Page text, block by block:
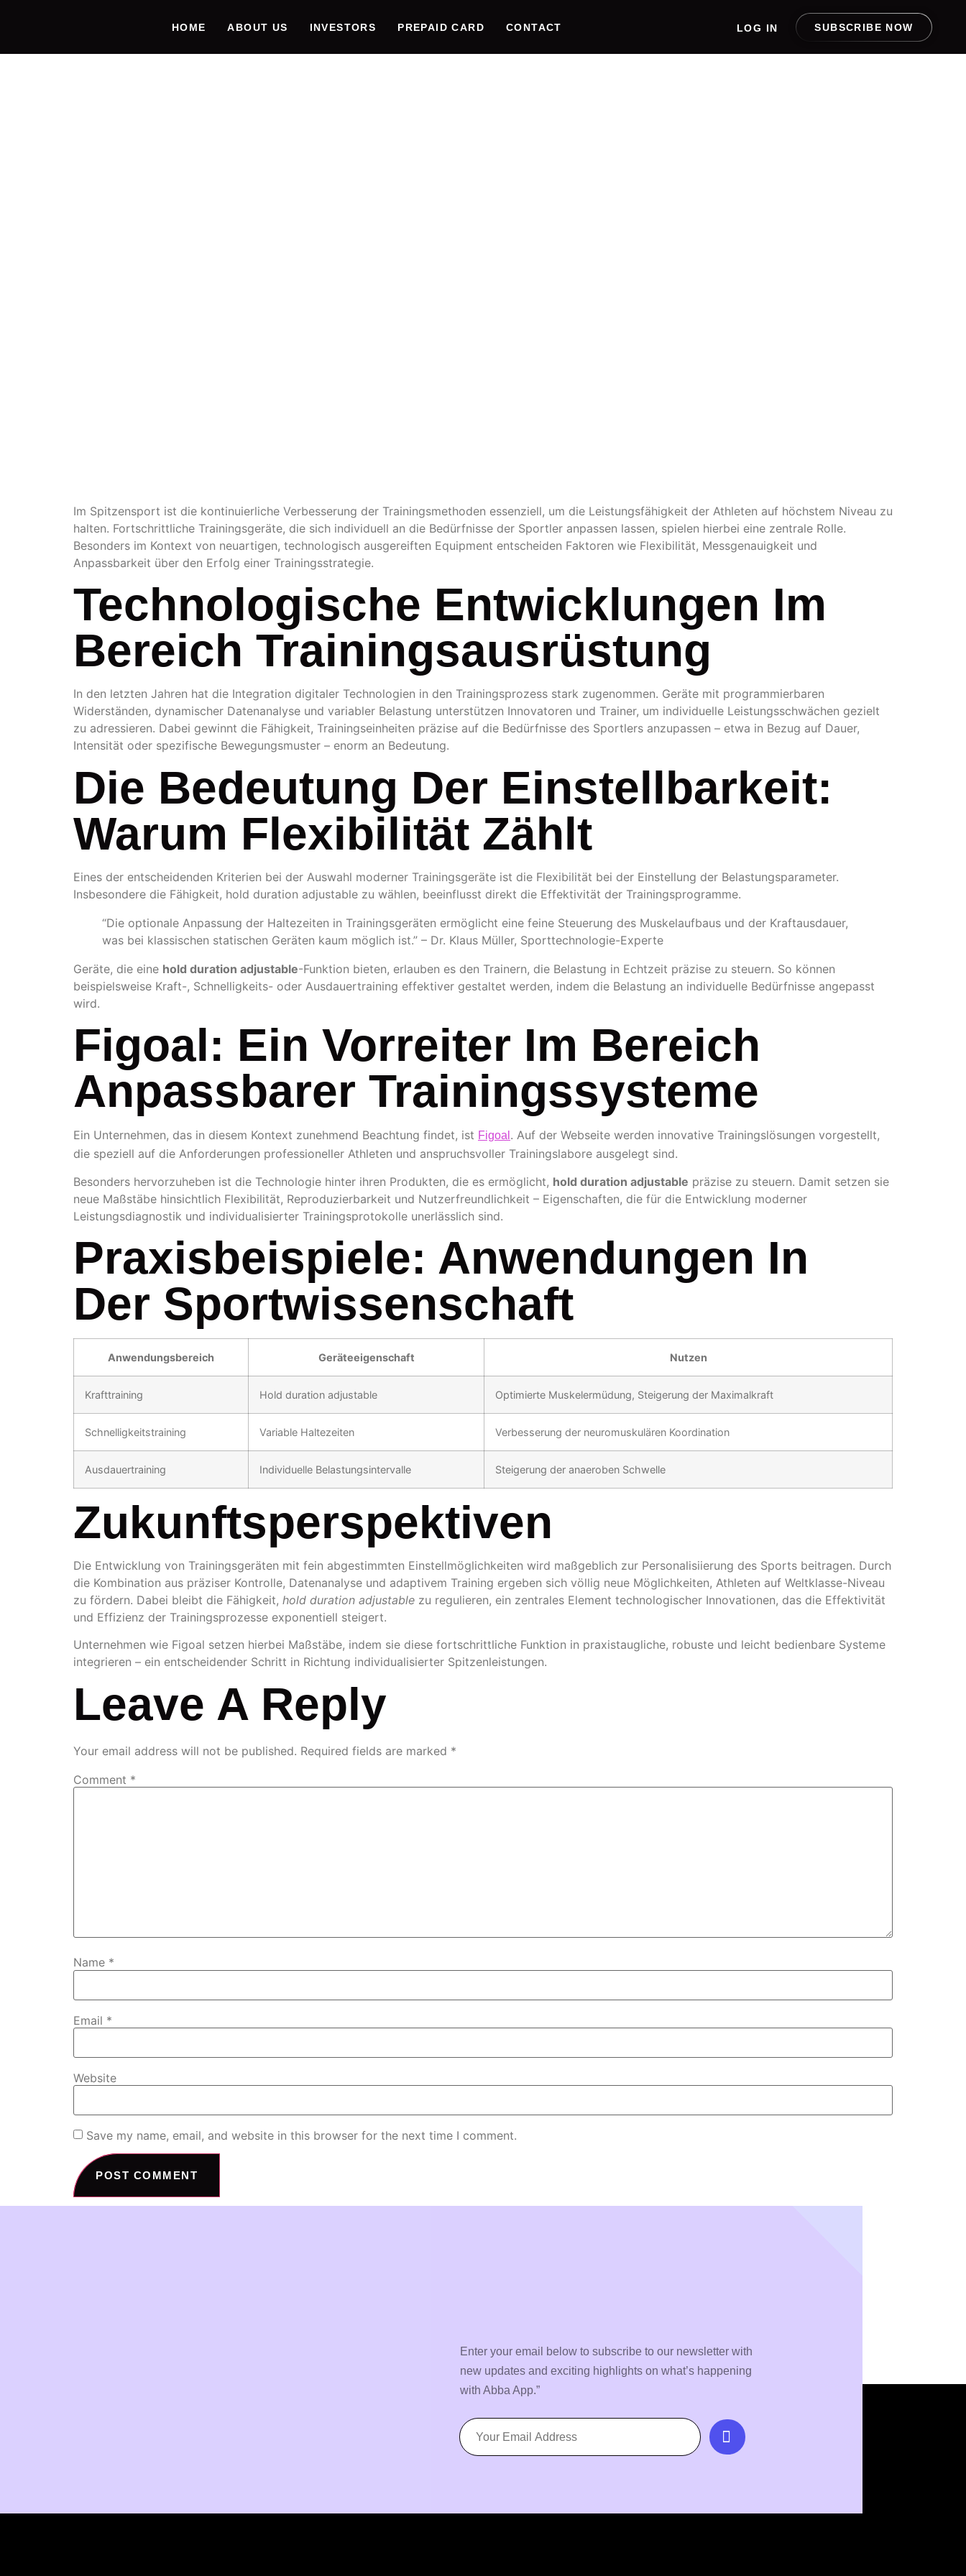
HOME ABOUT US INVESTORS PREPAID CARD CONTACT LOG IN SUBSCRIBE NOW
Im Spitzensport ist die kontinuierliche Verbesserung der Trainingsmethoden essenziell, um die Leistungsfähigkeit der Athleten auf höchstem Niveau zu
halten. Fortschrittliche Trainingsgeräte, die sich individuell an die Bedürfnisse der Sportler anpassen lassen, spielen hierbei eine zentrale Rolle.
Besonders im Kontext von neuartigen, technologisch ausgereiften Equipment entscheiden Faktoren wie Flexibilität, Messgenauigkeit und
Anpassbarkeit über den Erfolg einer Trainingsstrategie.
Technologische Entwicklungen Im
Bereich Trainingsausrüstung
In den letzten Jahren hat die Integration digitaler Technologien in den Trainingsprozess stark zugenommen. Geräte mit programmierbaren
Widerständen, dynamischer Datenanalyse und variabler Belastung unterstützen Innovatoren und Trainer, um individuelle Leistungsschwächen gezielt
zu adressieren. Dabei gewinnt die Fähigkeit, Trainingseinheiten präzise auf die Bedürfnisse des Sportlers anzupassen – etwa in Bezug auf Dauer,
Intensität oder spezifische Bewegungsmuster – enorm an Bedeutung.
Die Bedeutung Der Einstellbarkeit:
Warum Flexibilität Zählt
Eines der entscheidenden Kriterien bei der Auswahl moderner Trainingsgeräte ist die Flexibilität bei der Einstellung der Belastungsparameter.
Insbesondere die Fähigkeit, hold duration adjustable zu wählen, beeinflusst direkt die Effektivität der Trainingsprogramme.
“Die optionale Anpassung der Haltezeiten in Trainingsgeräten ermöglicht eine feine Steuerung des Muskelaufbaus und der Kraftausdauer,
was bei klassischen statischen Geräten kaum möglich ist.” – Dr. Klaus Müller, Sporttechnologie-Experte
Geräte, die eine hold duration adjustable-Funktion bieten, erlauben es den Trainern, die Belastung in Echtzeit präzise zu steuern. So können
beispielsweise Kraft-, Schnelligkeits- oder Ausdauertraining effektiver gestaltet werden, indem die Belastung an individuelle Bedürfnisse angepasst
wird.
Figoal: Ein Vorreiter Im Bereich
Anpassbarer Trainingssysteme
Ein Unternehmen, das in diesem Kontext zunehmend Beachtung findet, ist Figoal . Auf der Webseite werden innovative Trainingslösungen vorgestellt,
die speziell auf die Anforderungen professioneller Athleten und anspruchsvoller Trainingslabore ausgelegt sind.
Besonders hervorzuheben ist die Technologie hinter ihren Produkten, die es ermöglicht, hold duration adjustable präzise zu steuern. Damit setzen sie
neue Maßstäbe hinsichtlich Flexibilität, Reproduzierbarkeit und Nutzerfreundlichkeit – Eigenschaften, die für die Entwicklung moderner
Leistungsdiagnostik und individualisierter Trainingsprotokolle unerlässlich sind.
Praxisbeispiele: Anwendungen In
Der Sportwissenschaft
Anwendungsbereich Geräteeigenschaft Nutzen
Krafttraining Hold duration adjustable Optimierte Muskelermüdung, Steigerung der Maximalkraft
Schnelligkeitstraining Variable Haltezeiten Verbesserung der neuromuskulären Koordination
Ausdauertraining Individuelle Belastungsintervalle Steigerung der anaeroben Schwelle
Zukunftsperspektiven
Die Entwicklung von Trainingsgeräten mit fein abgestimmten Einstellmöglichkeiten wird maßgeblich zur Personalisiierung des Sports beitragen. Durch
die Kombination aus präziser Kontrolle, Datenanalyse und adaptivem Training ergeben sich völlig neue Möglichkeiten, Athleten auf Weltklasse-Niveau
zu fördern. Dabei bleibt die Fähigkeit, hold duration adjustable zu regulieren, ein zentrales Element technologischer Innovationen, das die Effektivität
und Effizienz der Trainingsprozesse exponentiell steigert.
Unternehmen wie Figoal setzen hierbei Maßstäbe, indem sie diese fortschrittliche Funktion in praxistaugliche, robuste und leicht bedienbare Systeme
integrieren – ein entscheidender Schritt in Richtung individualisierter Spitzenleistungen.
Leave A Reply
Your email address will not be published. Required fields are marked *
Comment *
Name *
Email *
Website
Save my name, email, and website in this browser for the next time I comment.
Enter your email below to subscribe to our newsletter with
new updates and exciting highlights on what’s happening
with Abba App.”